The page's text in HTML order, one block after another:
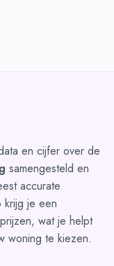
en cijfer over de
samengesteld en
accurate
krijg je een
wat je helpt
woning te kiezen.